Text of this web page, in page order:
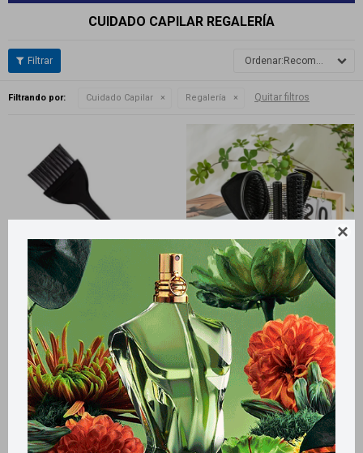

CUIDADO CAPILAR REGALERÍA
Recomendados
Filtrando por: Cuidado Capilar Regalería Quitar filtros
Llega en2 HS
Pincel aplicador de tinta
$ 20
LlegaHOY
Llega en2 HS
Set porta cepillos para pelo
$ 390